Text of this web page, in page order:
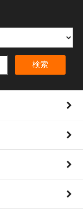
検索